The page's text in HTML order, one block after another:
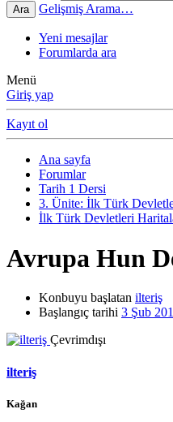
Ara Gelişmiş Arama…
Yeni mesajlar
Forumlarda ara
Menü
Giriş yap
Kayıt ol
Ana sayfa
Forumlar
Tarih 1 Dersi
3. Ünite: İlk Türk
İlk Türk Devletleri
Avrupa Hun
Konbuyu başlatan ilteriş
Başlangıç tarihi 3 Şub
Çevrimdışı
ilteriş
Kağan